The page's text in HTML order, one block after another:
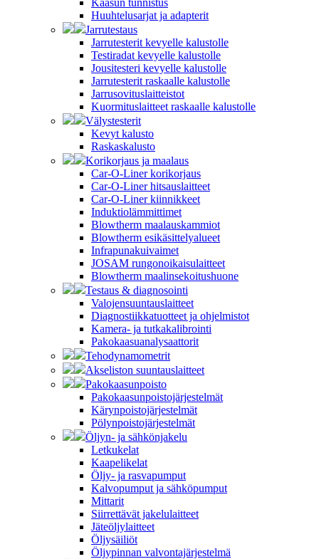
Kaasun tunnistus
Huuhtelusarjat ja adapterit
Jarrutestaus
Jarrutesterit kevyelle kalustolle
Testiradat kevyelle kalustolle
Jousitesteri kevyelle kalustolle
Jarrutesterit raskaalle kalustolle
Jarrusovituslaitteistot
Kuormituslaitteet raskaalle kalustolle
Välystesterit
Kevyt kalusto
Raskaskalusto
Korikorjaus ja maalaus
Car-O-Liner korikorjaus
Car-O-Liner hitsauslaitteet
Car-O-Liner kiinnikkeet
Induktiolämmittimet
Blowtherm maalauskammiot
Blowtherm esikäsittelyalueet
Infrapunakuivaimet
JOSAM rungonoikaisulaitteet
Blowtherm maalinsekoitushuone
Testaus & diagnosointi
Valojensuuntauslaitteet
Diagnostiikkatuotteet ja ohjelmistot
Kamera- ja tutkakalibrointi
Pakokaasuanalysaattorit
Tehodynamometrit
Akseliston suuntauslaitteet
Pakokaasunpoisto
Pakokaasunpoistojärjestelmät
Kärynpoistojärjestelmät
Pölynpoistojärjestelmät
Öljyn- ja sähkönjakelu
Letkukelat
Kaapelikelat
Öljy- ja rasvapumput
Kalvopumput ja sähköpumput
Mittarit
Siirrettävät jakelulaitteet
Jäteöljylaitteet
Öljysäiliöt
Öljypinnan valvontajärjestelmä